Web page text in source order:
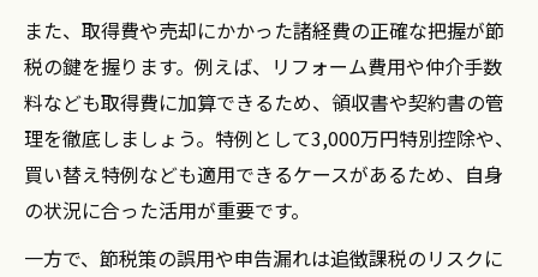
また、取得費や売却にかかった諸経費の正確な把握が節
税の鍵を握ります。例えば、リフォーム費用や仲介手数
料なども取得費に加算できるため、領収書や契約書の管
理を徹底しましょう。特例として3,000万円特別控除や、
買い替え特例なども適用できるケースがあるため、自身
の状況に合った活用が重要です。
一方で、節税策の誤用や申告漏れは追徴課税のリスクに